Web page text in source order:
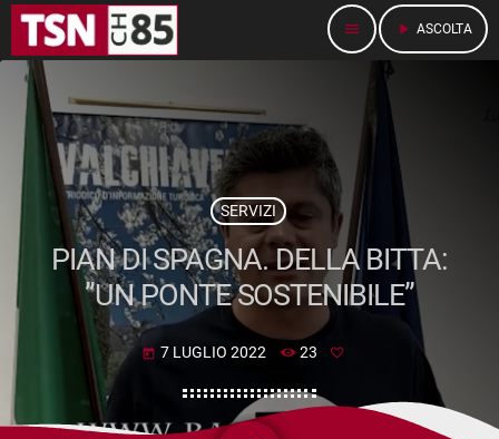
menu play_arrow ASCOLTA
SERVIZI
PIAN DI SPAGNA. DELLA BITTA:
”UN PONTE SOSTENIBILE”
today 7 LUGLIO 2022 23